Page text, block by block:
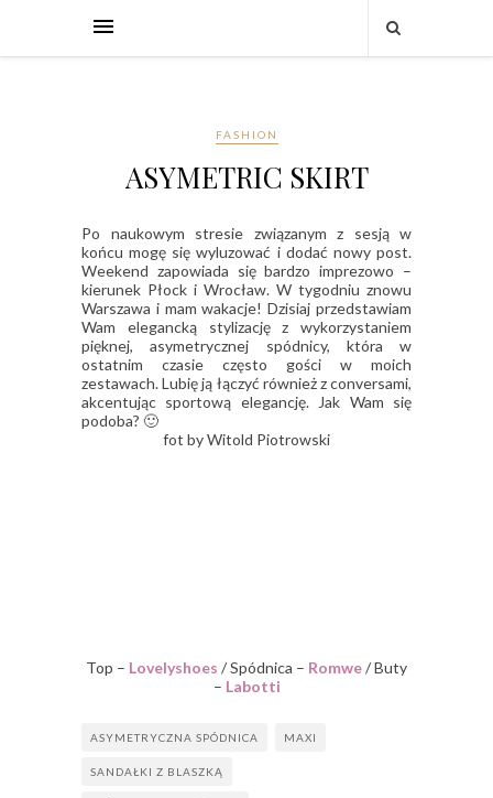
FASHION
ASYMETRIC SKIRT
Po naukowym stresie związanym z sesją w
końcu mogę się wyluzować i dodać nowy post.
Weekend zapowiada się bardzo imprezowo –
kierunek Płock i Wrocław. W tygodniu znowu
Warszawa i mam wakacje! Dzisiaj przedstawiam
Wam elegancką stylizację z wykorzystaniem
pięknej, asymetrycznej spódnicy, która w
ostatnim czasie często gości w moich
zestawach. Lubię ją łączyć również z conversami,
akcentując sportową elegancję. Jak Wam się
podoba? 🙂
fot by Witold Piotrowski
Top – Lovelyshoes / Spódnica – Romwe/ Buty
– Labotti
ASYMETRYCZNA SPÓDNICA MAXI
SANDAŁKI Z BLASZKĄ